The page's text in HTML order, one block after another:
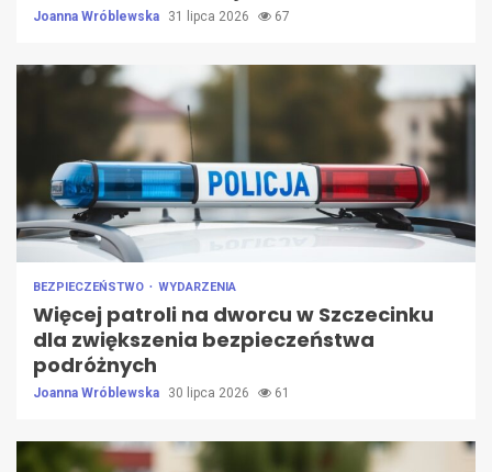
Joanna Wróblewska 31 lipca 2026 67
BEZPIECZEŃSTWO WYDARZENIA
Więcej patroli na dworcu w Szczecinku
dla zwiększenia bezpieczeństwa
podróżnych
Joanna Wróblewska 30 lipca 2026 61